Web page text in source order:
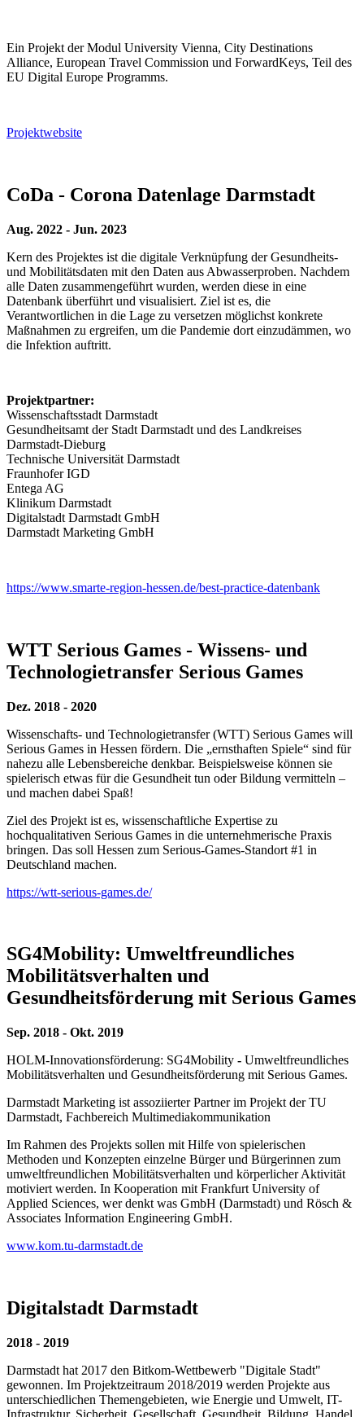
Ein Projekt der Modul University Vienna, City Destinations
Alliance, European Travel Commission und ForwardKeys, Teil des
EU Digital Europe Programms.
Projektwebsite
CoDa - Corona Datenlage Darmstadt
Aug. 2022 - Jun. 2023
Kern des Projektes ist die digitale Verknüpfung der Gesundheits-
und Mobilitätsdaten mit den Daten aus Abwasserproben. Nachdem
alle Daten zusammengeführt wurden, werden diese in eine
Datenbank überführt und visualisiert. Ziel ist es, die
Verantwortlichen in die Lage zu versetzen möglichst konkrete
Maßnahmen zu ergreifen, um die Pandemie dort einzudämmen, wo
die Infektion auftritt.
Projektpartner:
Wissenschaftsstadt Darmstadt
Gesundheitsamt der Stadt Darmstadt und des Landkreises
Darmstadt-Dieburg
Technische Universität Darmstadt
Fraunhofer IGD
Entega AG
Klinikum Darmstadt
Digitalstadt Darmstadt GmbH
Darmstadt Marketing GmbH
https://www.smarte-region-hessen.de/best-practice-datenbank
WTT Serious Games - Wissens- und
Technologietransfer Serious Games
Dez. 2018 - 2020
Wissenschafts- und Technologietransfer (WTT) Serious Games will
Serious Games in Hessen fördern. Die „ernsthaften Spiele“ sind für
nahezu alle Lebensbereiche denkbar. Beispielsweise können sie
spielerisch etwas für die Gesundheit tun oder Bildung vermitteln –
und machen dabei Spaß!
Ziel des Projekt ist es, wissenschaftliche Expertise zu
hochqualitativen Serious Games in die unternehmerische Praxis
bringen. Das soll Hessen zum Serious-Games-Standort #1 in
Deutschland machen.
https://wtt-serious-games.de/
SG4Mobility: Umweltfreundliches
Mobilitätsverhalten und
Gesundheitsförderung mit Serious Games
Sep. 2018 - Okt. 2019
HOLM-Innovationsförderung: SG4Mobility - Umweltfreundliches
Mobilitätsverhalten und Gesundheitsförderung mit Serious Games.
Darmstadt Marketing ist assoziierter Partner im Projekt der TU
Darmstadt, Fachbereich Multimediakommunikation
Im Rahmen des Projekts sollen mit Hilfe von spielerischen
Methoden und Konzepten einzelne Bürger und Bürgerinnen zum
umweltfreundlichen Mobilitätsverhalten und körperlicher Aktivität
motiviert werden. In Kooperation mit Frankfurt University of
Applied Sciences, wer denkt was GmbH (Darmstadt) und Rösch &
Associates Information Engineering GmbH.
www.kom.tu-darmstadt.de
Digitalstadt Darmstadt
2018 - 2019
Darmstadt hat 2017 den Bitkom-Wettbewerb "Digitale Stadt"
gewonnen. Im Projektzeitraum 2018/2019 werden Projekte aus
unterschiedlichen Themengebieten, wie Energie und Umwelt, IT-